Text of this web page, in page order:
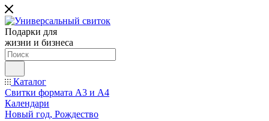
Подарки для
жизни и бизнеса
Каталог
Свитки формата А3 и А4
Календари
Новый год, Рождество